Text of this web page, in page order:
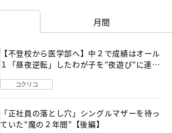
月間
【不登校から医学部へ】中２で成績はオール
１「昼夜逆転」したわが子を”夜遊び”に連れ
コクリコ
「正社員の落とし穴」シングルマザーを待っ
ていた“魔の２年間”【後編】